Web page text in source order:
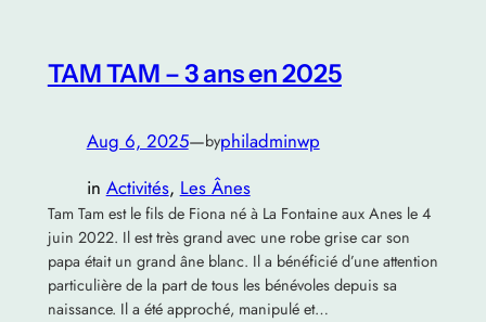
TAM TAM – 3 ans en 2025
Aug 6, 2025—byphiladminwp
in Activités, Les Ânes
Tam Tam est le fils de Fiona né à La Fontaine aux Anes le 4
juin 2022. Il est très grand avec une robe grise car son
papa était un grand âne blanc. Il a bénéficié d’une attention
particulière de la part de tous les bénévoles depuis sa
naissance. Il a été approché, manipulé et…